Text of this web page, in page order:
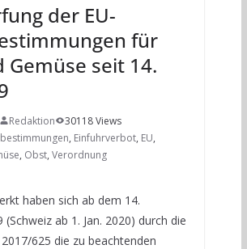
der EU-
für
Gemüse seit 14.
Redaktion
30118 Views
, Einfuhrverbot, EU,
, Obst, Verordnung
haben sich ab dem 14.
ab 1. Jan. 2020) durch die
625 die zu beachtenden